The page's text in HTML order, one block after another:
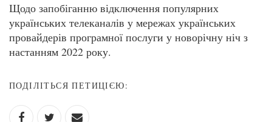
Щодо запобіганню відключення популярних
українських телеканалів у мережах українських
провайдерів програмної послуги у новорічну ніч з
настанням 2022 року.
ПОДІЛІТЬСЯ ПЕТИЦІЄЮ: